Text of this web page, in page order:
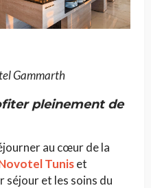
Gammarth
pleinement de
au cœur de la
Tuniset
séjour et les soins du